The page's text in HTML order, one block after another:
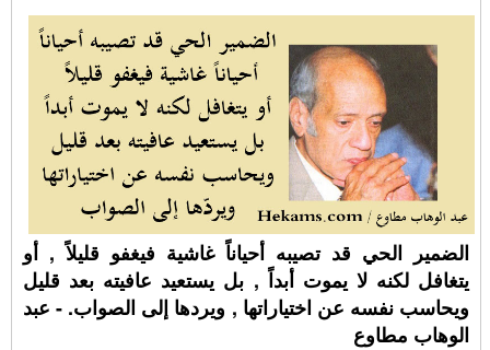
الضمير الحي قد تصيبه أحياناً غاشية فيغفو قليلاً , أو
يتغافل لكنه لا يموت أبداً , بل يستعيد عافيته بعد قليل
ويحاسب نفسه عن اختياراتها , ويردها إلى الصواب. - عبد
الوهاب مطاوع